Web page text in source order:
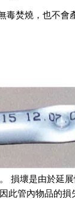
毒焚燒，也不會
損壞是由於延
此管內物品的損